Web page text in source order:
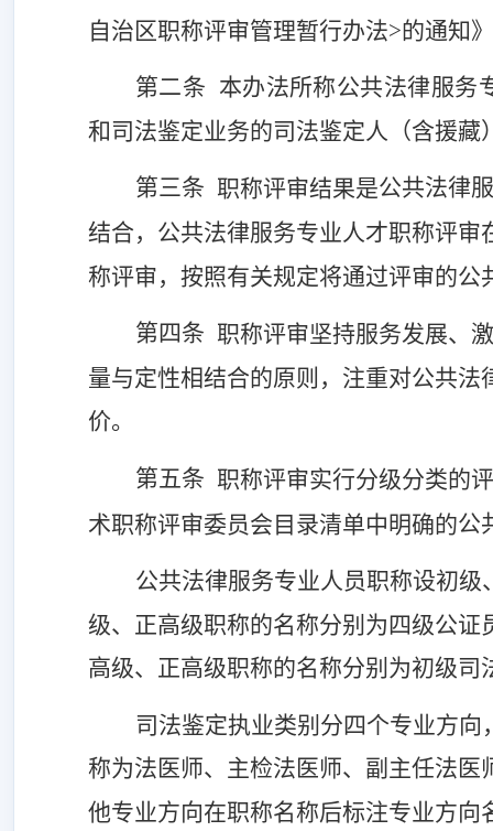
自治区职称评审管理暂行办法>的通知
第二条 本办法所称公共法律服务
和司法鉴定业务的司法鉴定人（含援藏
第三条 职称评审结果是公共法律
结合， 公共法律服务专业 人才职称评审
称评审， 按照有关规定将通过评审的公
第四条 职称评审坚持服务发展、
量与定性相结合的原则，注重对公共法
价。
第五条 职称评审实行分级分类的
术职称评审委员会目录清单中明确的公
公共法律服务专业人员职称设初
级、正高级职称的名称分别为四级公
高级、正高级职称的名称分别为初级
司法鉴定执业类别分四个专业方
称为法医师、主检法医师、副主任法
他专业方向在职称名称后标注专业方